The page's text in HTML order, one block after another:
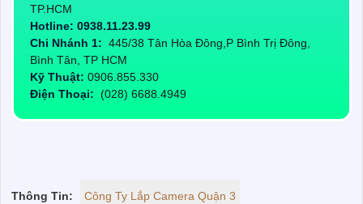
TP.HCM
Hotline: 0938.11.23.99
Chi Nhánh 1: 445/38 Tân Hòa Đông,P Bình Trị Đông,
Bình Tân, TP HCM
Kỹ Thuật: 0906.855.330
Điện Thoại: (028) 6688.4949
Thông Tin: Công Ty Lắp Camera Quận 3